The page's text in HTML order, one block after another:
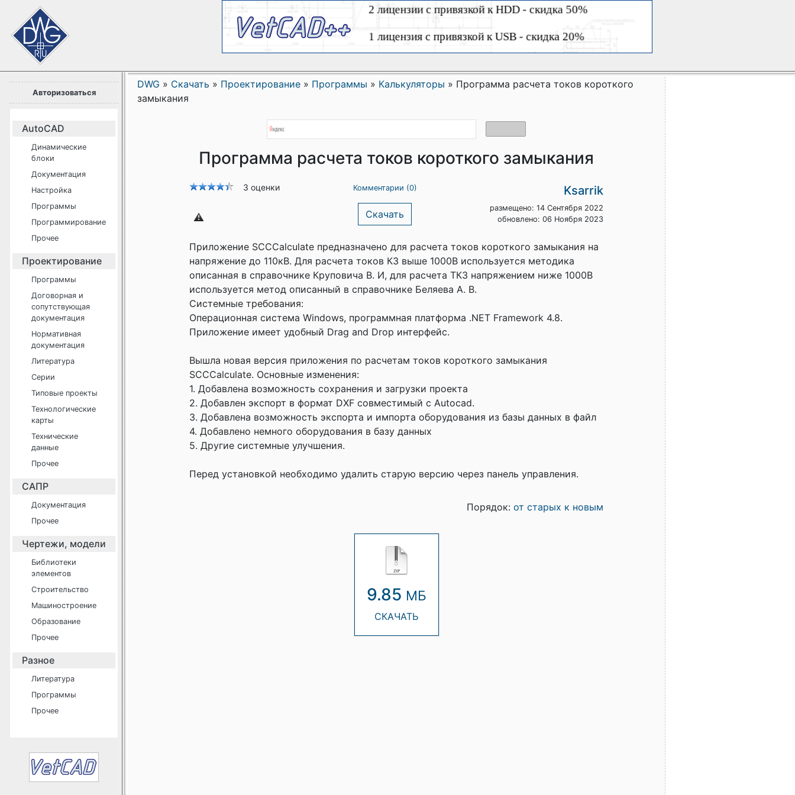
Авторизоваться
AutoCAD
Динамические
блоки
Документация
Настройка
Программы
Программирование
Прочее
Проектирование
Программы
Договорная и
сопутствующая
документация
Нормативная
документация
Литература
Серии
Типовые проекты
Технологические
карты
Технические
данные
Прочее
САПР
Документация
Прочее
Чертежи, модели
Библиотеки
элементов
Строительство
Машиностроение
Образование
Прочее
Разное
Литература
Программы
Прочее
DWG » Скачать » Проектирование » Программы » Калькуляторы » Программа расчета токов короткого
замыкания
Программа расчета токов короткого замыкания
3 оценки Комментарии (0)
Скачать
Ksarrik
размещено: 14 Сентября 2022
обновлено: 06 Ноября 2023
Приложение SCCCalculate предназначено для расчета токов короткого замыкания на
напряжение до 110кВ. Для расчета токов КЗ выше 1000В используется методика
описанная в справочнике Круповича В. И, для расчета ТКЗ напряжением ниже 1000В
используется метод описанный в справочнике Беляева А. В.
Системные требования:
Операционная система Windows, программная платформа .NET Framework 4.8.
Приложение имеет удобный Drag and Drop интерфейс.
Вышла новая версия приложения по расчетам токов короткого замыкания
SCCCalculate. Основные изменения:
1. Добавлена возможность сохранения и загрузки проекта
2. Добавлен экспорт в формат DXF совместимый с Autocad.
3. Добавлена возможность экспорта и импорта оборудования из базы данных в файл
4. Добавлено немного оборудования в базу данных
5. Другие системные улучшения.
Перед установкой необходимо удалить старую версию через панель управления.
Порядок: от старых к новым
9.85 МБ
СКАЧАТЬ